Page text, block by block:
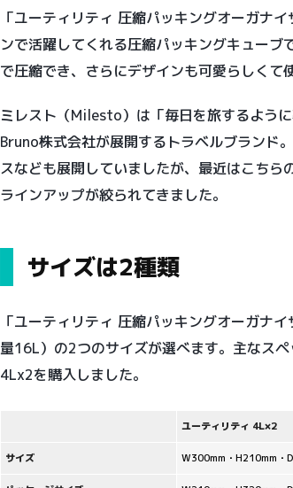
「ユーティリティ 圧縮パッキングオーガナ
ンで活躍してくれる圧縮パッキングキューブ
で圧縮でき、さらにデザインも可愛らしくて
ミレスト（Milesto）は「毎日を旅するよう
Bruno株式会社が展開するトラベルブランド
スなども展開していましたが、最近はこちら
ラインアップが絞られてきました。
サイズは2種類
「ユーティリティ 圧縮パッキングオーガナ
量16L）の2つのサイズが選べます。主なス
4Lx2を購入しました。
ユーティリティ 4L×2
サイズ W300mm・H210mm・